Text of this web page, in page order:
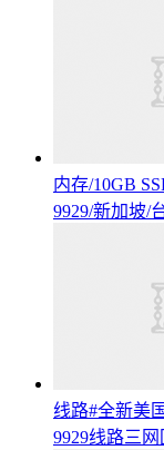
内存/10GB
9929/新加坡/
线路#全新美
9929线路三